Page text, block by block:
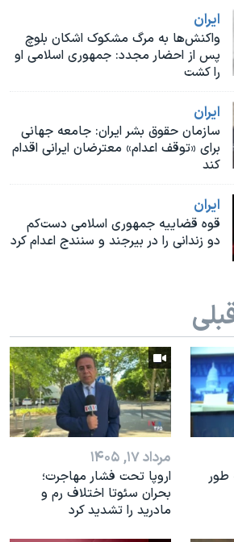
چین
ايران
واکنش‌ها به مرگ مشکوک اشکان بلوچ
پس از احضار مجدد: جمهوری اسلامی او
را کشت
ايران
سازمان حقوق بشر ایران: جامعه جهانی
برای «توقف اعدام» معترضان ایرانی اقدام
کند
ايران
قوه قضاییه جمهوری اسلامی دست‌کم
دو زندانی را در بیرجند و سنندج اعدام کرد
طور
مرداد ۱۷, ۱۴۰۵
اروپا تحت فشار مهاجرت؛
بحران سئوتا اختلاف رم و
مادرید را تشدید کرد